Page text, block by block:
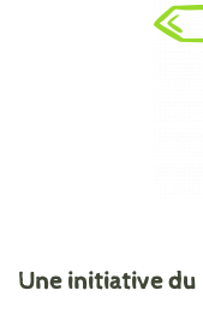
Une initiative du